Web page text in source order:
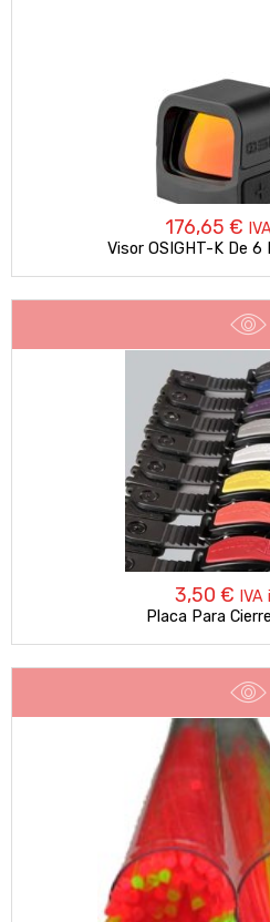
176,65 €
Visor OSIGHT-K De 6
3,50 €
Placa Para